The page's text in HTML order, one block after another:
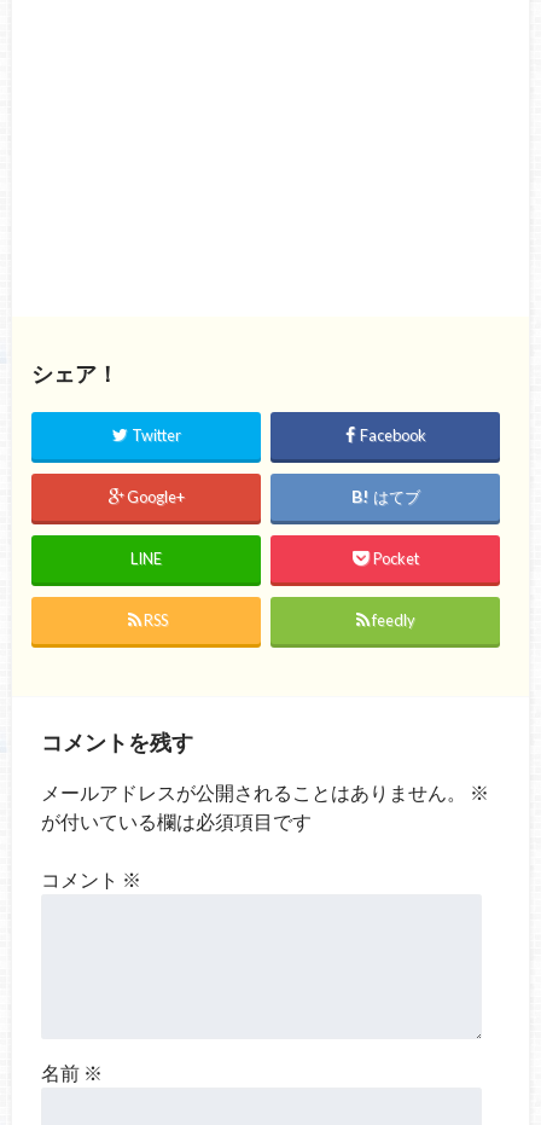
シェア！
Twitter Facebook
Google+ はてブ
LINE Pocket
RSS feedly
コメントを残す
メールアドレスが公開されることはありません。
※
が付いている欄は必須項目です
コメント ※
名前 ※